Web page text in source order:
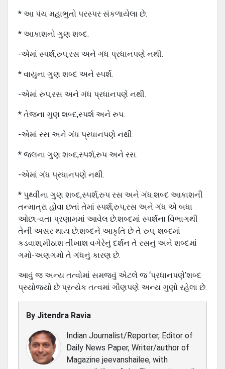
* આ પંચ મહાભુતો પરસ્પર સંકળાયેલા છે.
* આકાશનો ગુણ શબ્દ.
-એમાં સ્પર્શ,રુપ,રસ અને ગંધ પ્રધાનપણે નથી.
* વાયુના ગુણ શબ્દ અને સ્પર્શ.
-એમાં રુપ,રસ અને ગંધ પ્રધાનપણે નથી.
* તેજના ગુણ શબ્દ,સ્પર્શ અને રુપ.
-એમાં રસ અને ગંધ પ્રધાનપણે નથી.
* જલના ગુણ શબ્દ,સ્પર્શ,રુપ અને રસ.
-એમાં ગંધ પ્રધાનપણે નથી.
* પુથ્વીના ગુણ શબ્દ,સ્પર્શ,રુપ રસ અને ગંધ.શબ્દ આકાશની
તન્માત્રા હોવા છતાં તેમાં સ્પર્શ,રુપ,રસ અને ગંધ એ બધા
ઓછા-વતા પ્રણામમાં આવેલ છે.શબ્દમાં સ્પર્શના વિભાગથી
તેની અસર થાય છે.શબ્દને આકૃતિ છે તે રુપ, શબ્દમાં
કડવાશ,મીઠાશ તીખાશ વગેરેનું દર્શન તે રસનું અને શબ્દમાં
ગમો-અણગમો તે ગંધનું કારણ છે.
આવું જ અન્ય તત્વોમાં સમજવું એટલે જ ‘પ્રધાનપણે’શબ્દ
પ્રયોજયો છે પ્રત્યેક તત્વમાં ગૌણપણે અન્ય ગુણો રહેલા છે.
By Jitendra Ravia
Indian Journalist/Reporter, Editor of
Daily News Paper, Writer/author of
Magazine jeevanshailee, with